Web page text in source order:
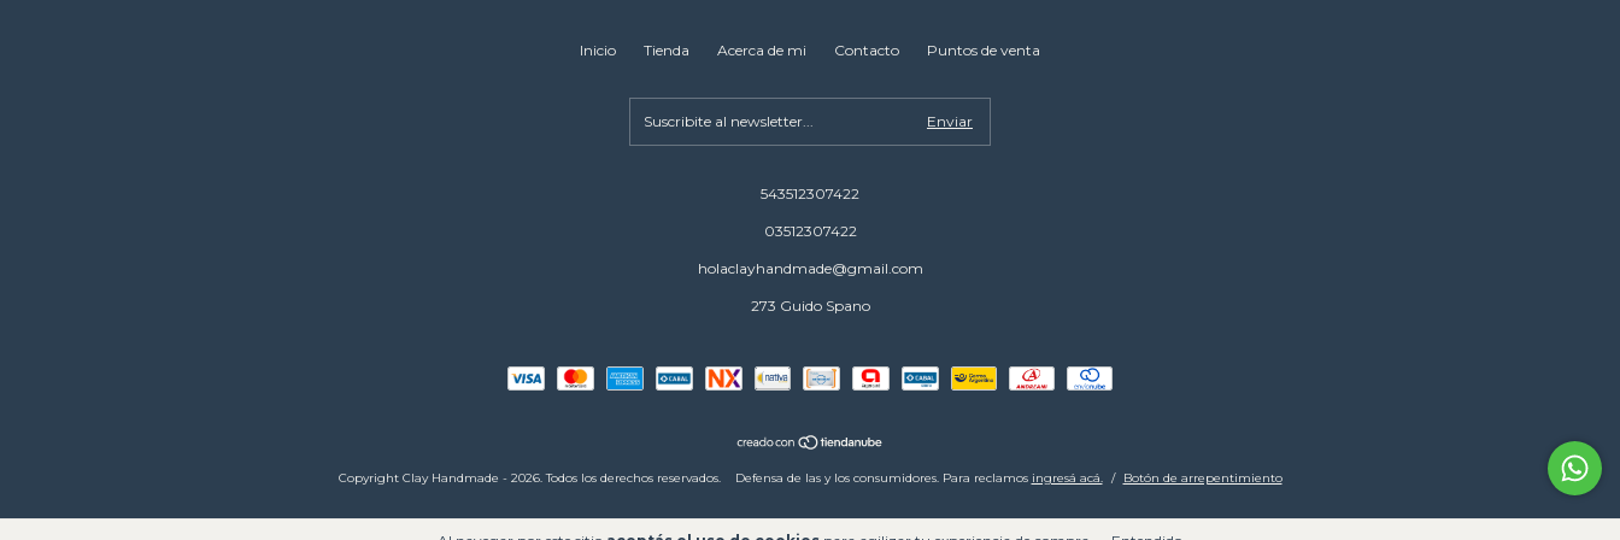
Inicio Tienda Acerca de mi Contacto Puntos de venta
543512307422
03512307422
holaclayhandmade@gmail.com
273 Guido Spano
Copyright Clay Handmade - 2026. Todos los derechos reservados. Defensa de las y los consumidores. Para reclamos ingresá acá. / Botón de arrepentimiento